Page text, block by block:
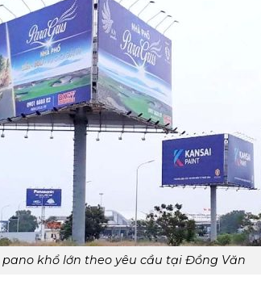
pano khổ lớn theo yêu cầu tại Đồng Văn